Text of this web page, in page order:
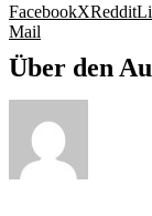
FacebookXReddit
Mail
Über den